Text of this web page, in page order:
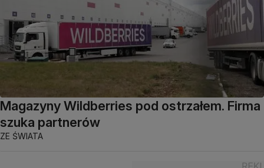
Magazyny Wildberries pod ostrzałem. Firma
szuka partnerów
ZE ŚWIATA